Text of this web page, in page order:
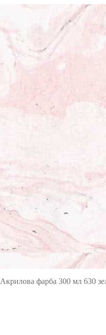
Акрилова фарба 300 мл 630